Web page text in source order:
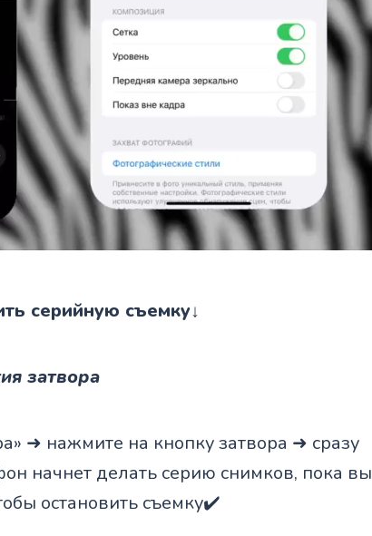
серийную съемку↓
затвора
➜ нажмите на кнопку затвора ➜ сразу
начнет делать серию снимков, пока вы
остановить съемку✔️